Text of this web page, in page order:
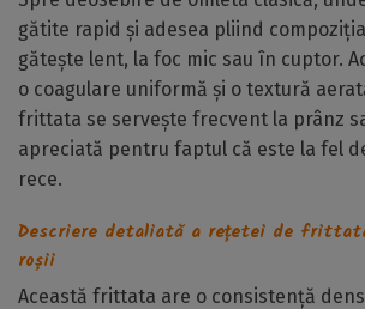
gătite rapid și adesea pliind
gătește lent, la foc mic sau în cuptor.
o coagulare uniformă și o textură
frittata se servește frecvent la prânz
apreciată pentru faptul că este la fel
rece.
Descriere detaliată a rețetei de
roșii
Această frittata are o consistență